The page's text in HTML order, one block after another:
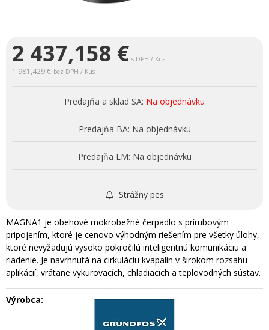
2 437,158 € s DPH / Kus
1 981,429 € bez DPH / Kus
Predajňa a sklad SA: Na objednávku
Predajňa BA: Na objednávku
Predajňa LM: Na objednávku
Strážny pes
MAGNA1 je obehové mokrobežné čerpadlo s prírubovým
pripojením, ktoré je cenovo výhodným riešením pre všetky úlohy,
ktoré nevyžadujú vysoko pokročilú inteligentnú komunikáciu a
riadenie. Je navrhnutá na cirkuláciu kvapalín v širokom rozsahu
aplikácií, vrátane vykurovacích, chladiacich a teplovodných sústav.
Výrobca: